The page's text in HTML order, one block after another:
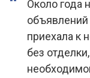
Около года
приехала к
без